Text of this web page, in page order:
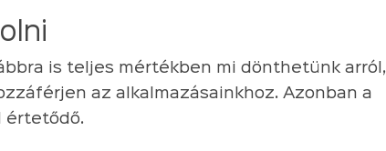
is teljes mértékben mi dönthetünk arról,
az alkalmazásainkhoz. Azonban a
értetődő.